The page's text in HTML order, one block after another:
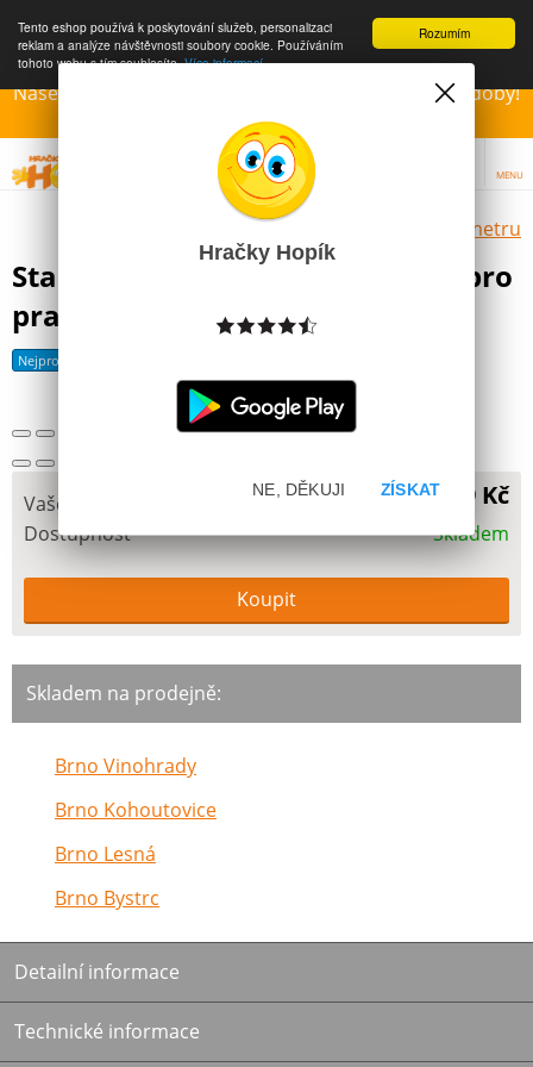
Rozumím
Tento eshop používá k poskytování služeb, personalizaci
reklam a analýze návštěvnosti soubory cookie. Používáním
tohoto webu s tím souhlasíte.Více informací
Naše Prodejny – Otevřeny dle otvírací prázdninové doby!
Přejeme krásné léto!!!
MENU
Výběr hraček dle zvoleného parametru
Stabilo Pastelky trojhranné 6ks pro
praváky
Nejprodávanější
Vaše cena 279 Kč
Dostupnost Skladem
Skladem na prodejně:
Brno Vinohrady
Brno Kohoutovice
Brno Lesná
Brno Bystrc
Detailní informace
Technické informace
Hračky Hopík
ZÍSKAT
NE, DĚKUJI